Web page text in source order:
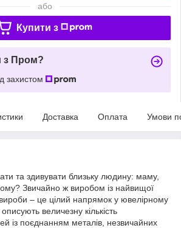
або
Купити з
з Пром?
захистом
Доставка Оплата Умови
та здивувати близьку людину: маму,
Звичайно ж виробом із найвищої
вироби – це цілий напрямок у ювелірному
величезну кількість
із поєднанням металів, незвичайних